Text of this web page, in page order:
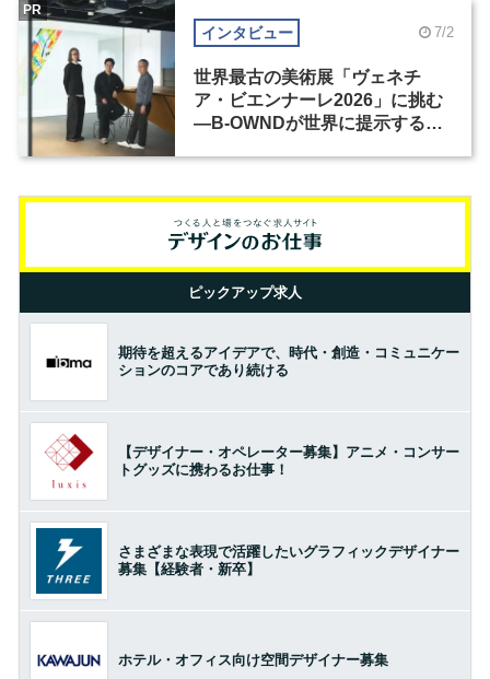
インタビュー 7/2
世界最古の美術展「ヴェネチ
ア・ビエンナーレ2026」に挑む
―B-OWNDが世界に提示する美
PR
ピックアップ求人
期待を超えるアイデアで、時代・創造・コミュニケー
ションのコアであり続ける
【デザイナー・オペレーター募集】アニメ・コンサー
トグッズに携わるお仕事！
さまざまな表現で活躍したいグラフィックデザイナー
募集【経験者・新卒】
ホテル・オフィス向け空間デザイナー募集